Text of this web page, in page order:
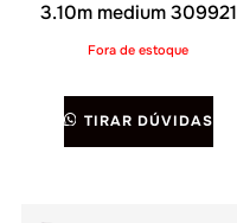
3.10m medium 309921
Fora de estoque
TIRAR DÚVIDAS